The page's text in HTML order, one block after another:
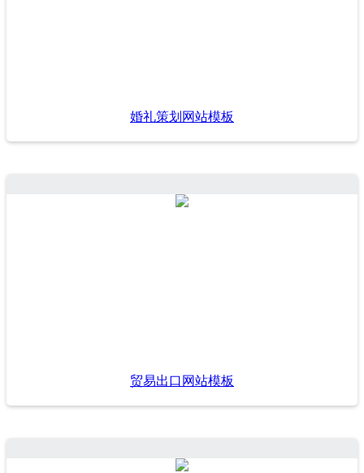
婚礼策划网站模板
贸易出口网站模板